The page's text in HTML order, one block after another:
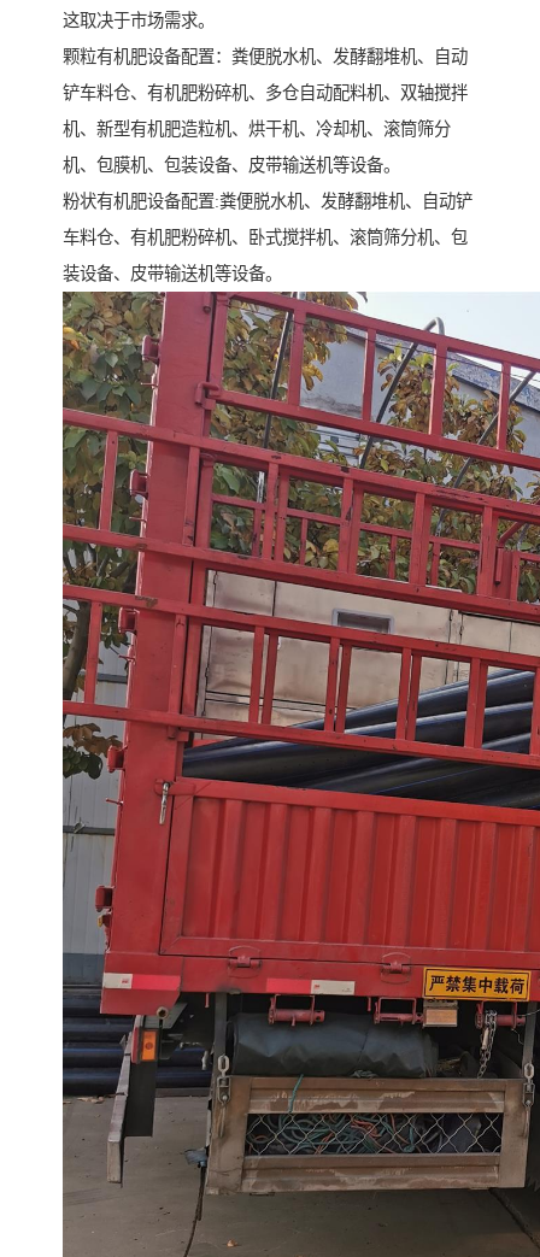
这取决于市场需求。
颗粒有机肥设备配置：粪便脱水机、发酵翻堆机、自动
铲车料仓、有机肥粉碎机、多仓自动配料机、双轴搅拌
机、新型有机肥造粒机、烘干机、冷却机、滚筒筛分
机、包膜机、包装设备、皮带输送机等设备。
粉状有机肥设备配置:粪便脱水机、发酵翻堆机、自动铲
车料仓、有机肥粉碎机、卧式搅拌机、滚筒筛分机、包
装设备、皮带输送机等设备。